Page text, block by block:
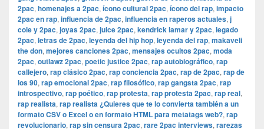
2pac, homenajes a 2pac, ícono cultural 2pac, ícono del rap, impacto
2pac en rap, influencia de 2pac, influencia en raperos actuales, j
cole y 2pac, joyas 2pac, juice 2pac, kendrick lamar y 2pac, legado
2pac, letras de 2pac, leyenda del hip hop, leyenda del rap, makaveli
the don, mejores canciones 2pac, mensajes ocultos 2pac, moda
2pac, outlawz 2pac, poetic justice 2pac, rap autobiográfico, rap
callejero, rap clásico 2pac, rap conciencia 2pac, rap de 2pac, rap de
los 90, rap emocional 2pac, rap filosófico, rap gangsta 2pac, rap
introspectivo, rap poético, rap protesta, rap protesta 2pac, rap real,
rap realista, rap realista ¿Quieres que te lo convierta también a un
formato CSV o Excel o en formato HTML para metatags web?, rap
revolucionario, rap sin censura 2pac, rare 2pac interviews, rarezas